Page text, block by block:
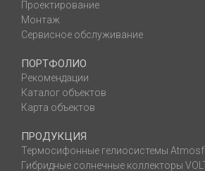
Проектирование
Монтаж
Сервисное обслуживание
ПОРТФОЛИО
Рекомендации
Каталог объектов
Карта объектов
ПРОДУКЦИЯ
Термосифонные гелиосистемы
Гибридные солнечные коллекторы